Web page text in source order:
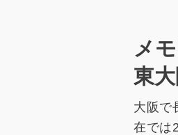
メ
東
大阪で
在では